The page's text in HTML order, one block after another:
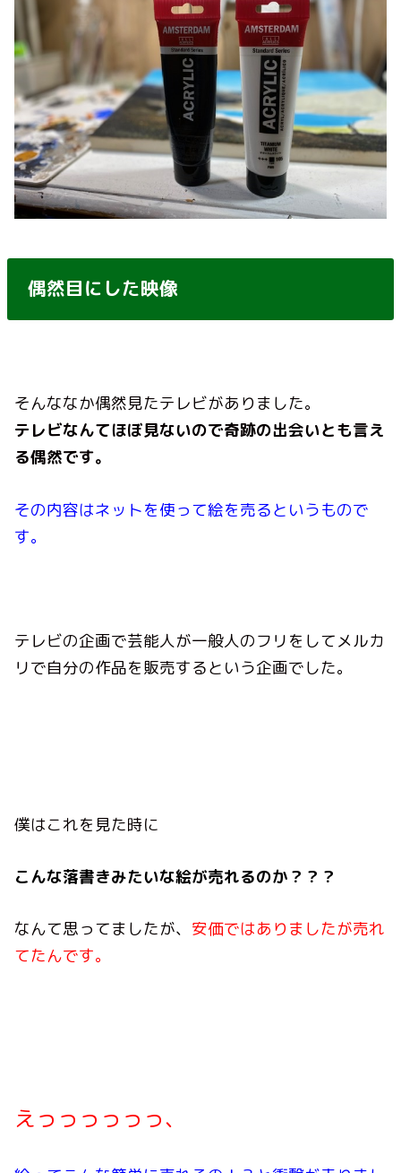
偶然目にした映像
そんななか偶然見たテレビがありました。
テレビなんてほぼ見ないので奇跡の出会いとも言え
る偶然です。
その内容はネットを使って絵を売るというもので
す。
テレビの企画で芸能人が一般人のフリをしてメルカ
リで自分の作品を販売するという企画でした。
僕はこれを見た時に
こんな落書きみたいな絵が売れるのか？？？
なんて思ってましたが、 安価ではありましたが売れ
てたんです。
えっっっっっっ、